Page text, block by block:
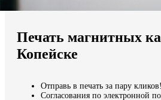
Мы доставляем по всему миру
Продолжить без города
Печать магнитных
Копейске
Отправь в печать за пару кликов!
Согласования по электронной